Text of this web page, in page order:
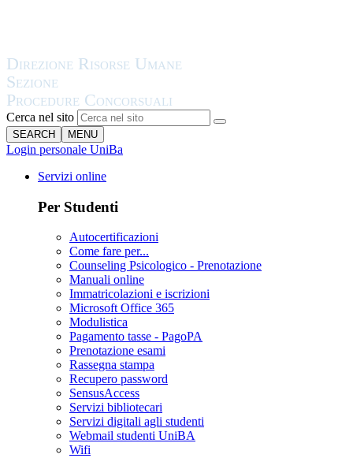
Cerca nel sito
SEARCH MENU
Login personale UniBa
Servizi online
Per Studenti
Autocertificazioni
Come fare per...
Counseling Psicologico - Prenotazione
Manuali online
Immatricolazioni e iscrizioni
Microsoft Office 365
Modulistica
Pagamento tasse - PagoPA
Prenotazione esami
Rassegna stampa
Recupero password
SensusAccess
Servizi bibliotecari
Servizi digitali agli studenti
Webmail studenti UniBA
Wifi